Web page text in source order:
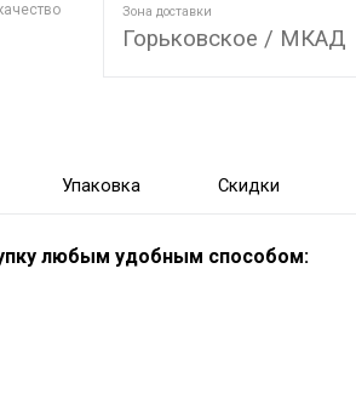
Зона доставки
Горьковское / МКАД
Упаковка Скидки
любым удобным способом: